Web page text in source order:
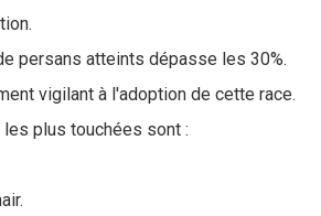
persans atteints dépasse les 30%.
vigilant à l'adoption de cette race.
plus touchées sont :